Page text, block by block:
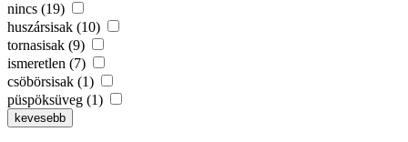
nincs (19)
huszársisak (10)
tornasisak (9)
ismeretlen (7)
csöbörsisak (1)
püspöksüveg (1)
kevesebb